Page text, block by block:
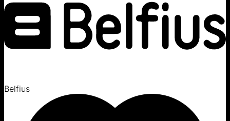
Belfius